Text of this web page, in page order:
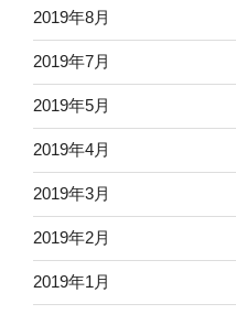
2019年8月
2019年7月
2019年5月
2019年4月
2019年3月
2019年2月
2019年1月